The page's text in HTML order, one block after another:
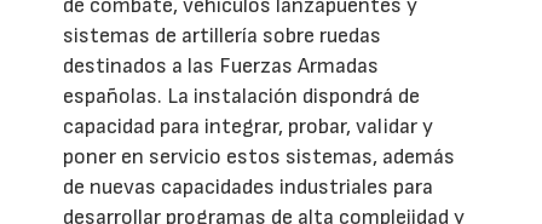
de combate, vehículos lanzapuentes y
sistemas de artillería sobre ruedas
destinados a las Fuerzas Armadas
españolas. La instalación dispondrá de
capacidad para integrar, probar, validar y
poner en servicio estos sistemas, además
de nuevas capacidades industriales para
desarrollar programas de alta complejidad y